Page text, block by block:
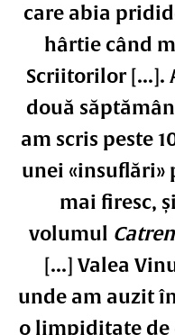
care abia
hârtie când
Scriitorilor [...].
două
am scris peste
unei «insuflări»
mai firesc,
volumul
[...] Valea
unde am auzit
o limpiditate de